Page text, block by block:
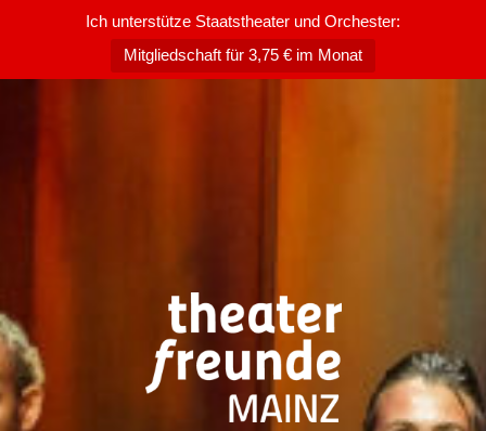
Ich unterstütze Staatstheater und Orchester:
Mitgliedschaft für 3,75 € im Monat